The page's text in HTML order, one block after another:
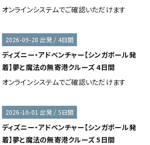
オンラインシステムでご確認いただけます
2026-09-28 出発 / 4日間
ディズニー・アドベンチャー【シンガポール発
着】夢と魔法の無寄港クルーズ 4日間
オンラインシステムでご確認いただけます
2026-10-01 出発 / 5日間
ディズニー・アドベンチャー【シンガポール発
着】夢と魔法の無寄港クルーズ 5日間